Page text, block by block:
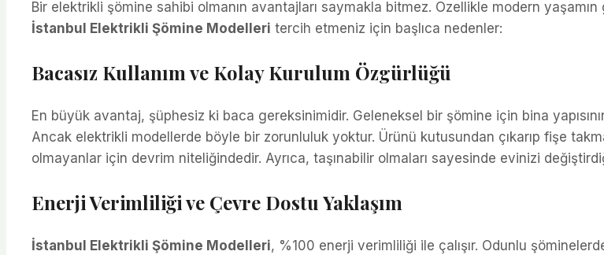
Bir elektrikli şömine sahibi olmanın avantajları saymakla bitmez. Özellikle modern
İstanbul Elektrikli Şömine Modelleri tercih etmeniz için başlıca nedenler:
Bacasız Kullanım ve Kolay Kurulum Özgürlüğü
En büyük avantaj, şüphesiz ki baca gereksinimidir. Geleneksel bir şömine için bina
Ancak elektrikli modellerde böyle bir zorunluluk yoktur. Ürünü kutusundan çıkarıp fişe
olmayanlar için devrim niteliğindedir. Ayrıca, taşınabilir olmaları sayesinde evinizi
Enerji Verimliliği ve Çevre Dostu Yaklaşım
İstanbul Elektrikli Şömine Modelleri, %100 enerji verimliliği ile çalışır. Odunlu